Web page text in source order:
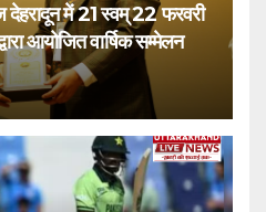
में 21 स्वम् 22 फरवरी
आयोजित वार्षिक सम्मेलन